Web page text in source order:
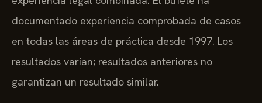
documentado experiencia comprobada de casos
en todas las áreas de práctica desde 1997. Los
resultados varían; resultados anteriores no
garantizan un resultado similar.